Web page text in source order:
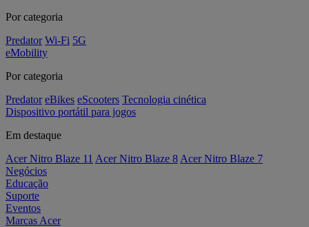
Por categoria
Predator Wi-Fi 5G
eMobility
Por categoria
Predator eBikes eScooters Tecnologia cinética
Dispositivo portátil para jogos
Em destaque
Acer Nitro Blaze 11 Acer Nitro Blaze 8 Acer Nitro Blaze 7
Negócios
Educação
Suporte
Eventos
Marcas Acer